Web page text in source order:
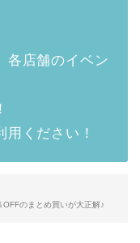
各店舗のイベン
ください！
のまとめ買いが大正解♪